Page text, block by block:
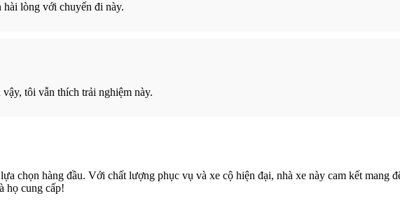
hài lòng với chuyến đi này.
tôi vẫn thích trải nghiệm này.
chọn hàng đầu. Với chất lượng phục vụ và xe cộ hiện đại, nhà xe này cam kết mang
họ cung cấp!